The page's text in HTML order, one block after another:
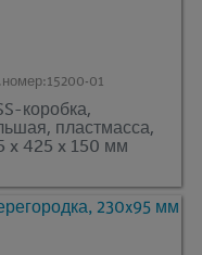
15200-01
коробка,
пластмасса,
x 425 x 150 мм